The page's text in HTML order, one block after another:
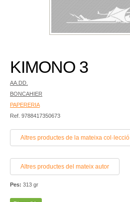
KIMONO 3
AA.DD.
BONCAHIER
PAPERERIA
Ref. 9788417350673
Altres productes de la mateixa col·lecció
Altres productes del mateix autor
Pes: 313 gr